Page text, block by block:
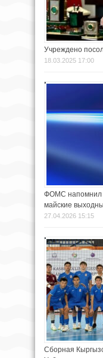
Учреждено
18.03.2025 17:00
ФОМС напомнил
майские
27.04.2026 15:15
Сборная